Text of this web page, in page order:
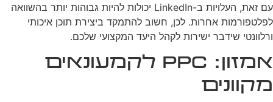
עם זאת, העלויות ב-LinkedIn יכולות להיות גבוהות יותר בהשוואה
לפלטפורמות אחרות. לכן, חשוב להתמקד ביצירת תוכן איכותי
ורלוונטי שידבר ישירות לקהל היעד המקצועי שלכם.
אמזון: PPC לקמעונאים
מקוונים